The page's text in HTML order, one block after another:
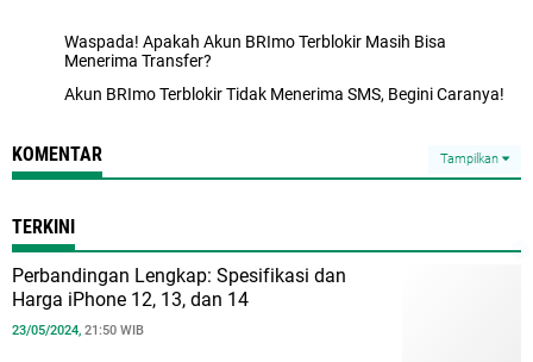
Waspada! Apakah Akun BRImo Terblokir Masih Bisa
Menerima Transfer?
Akun BRImo Terblokir Tidak Menerima SMS, Begini Caranya!
KOMENTAR Tampilkan
TERKINI
Perbandingan Lengkap: Spesifikasi dan
Harga iPhone 12, 13, dan 14
23/05/2024, 21:50 WIB